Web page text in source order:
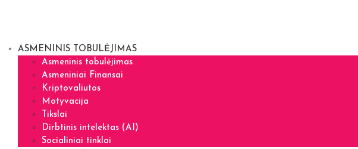
ASMENINIS TOBULĖJIMAS
Asmeninis tobulėjimas
Asmeniniai Finansai
Kriptovaliutos
Motyvacija
Tikslai
Dirbtinis intelektas (AI)
Socialiniai tinklai